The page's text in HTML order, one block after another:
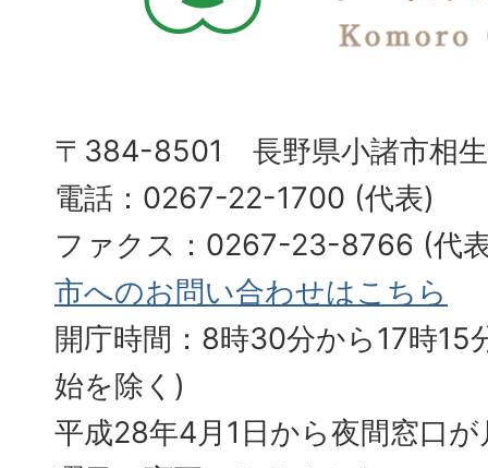
〒384-8501 長野県小諸市相
電話：0267-22-1700 (代表)
ファクス：0267-23-8766 (
市へのお問い合わせはこちら
開庁時間：8時30分から17時15
始を除く)
平成28年4月1日から夜間窓口